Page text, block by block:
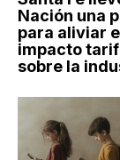
Nación una
para aliviar
impacto
sobre la